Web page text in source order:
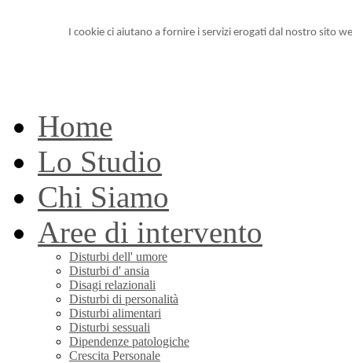
I cookie ci aiutano a fornire i servizi erogati dal nostro sito
Home
Lo Studio
Chi Siamo
Aree di intervento
Disturbi dell' umore
Disturbi d' ansia
Disagi relazionali
Disturbi di personalità
Disturbi alimentari
Disturbi sessuali
Dipendenze patologiche
Crescita Personale